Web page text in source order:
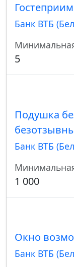
Банк ВТБ
5
Подушка
Банк ВТБ
1 000
Окно
Банк ВТБ